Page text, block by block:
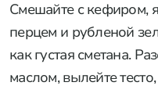
Смешайте с кефиром,
перцем и рубленой
как густая сметана.
маслом, вылейте